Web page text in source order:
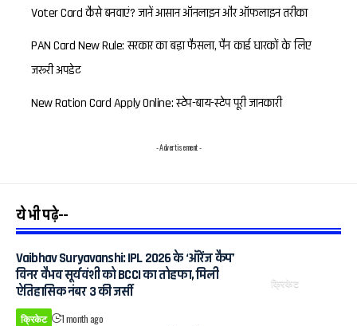
Voter Card कैसे बनवाएं? जानें आसान ऑनलाइन और ऑफलाइन तरीका
PAN Card New Rule: सरकार का बड़ा फैसला, पैन कार्ड धारकों के लिए
जरूरी अपडेट
New Ration Card Apply Online: स्टेप-बाय-स्टेप पूरी जानकारी
- Advertisement -
ये भी पढ़े--
क्रिकेट
Vaibhav Suryavanshi: IPL 2026 के ‘ऑरेंज कैप’
विनर वैभव सूर्यवंशी को BCCI का तोहफा, मिली
ऐतिहासिक नंबर 3 की जर्सी
क्रिकेट 1 month ago